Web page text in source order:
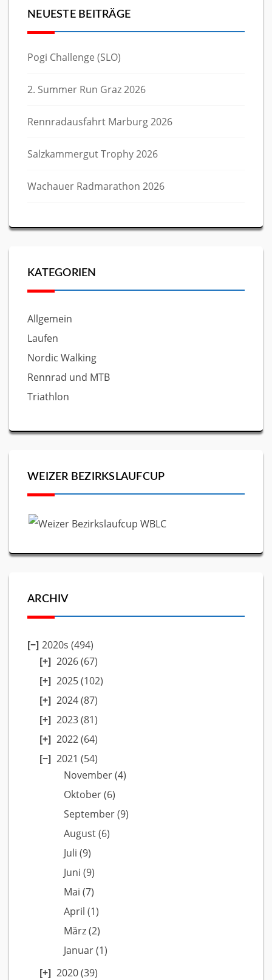
NEUESTE BEITRÄGE
Pogi Challenge (SLO)
2. Summer Run Graz 2026
Rennradausfahrt Marburg 2026
Salzkammergut Trophy 2026
Wachauer Radmarathon 2026
KATEGORIEN
Allgemein
Laufen
Nordic Walking
Rennrad und MTB
Triathlon
WEIZER BEZIRKSLAUFCUP
ARCHIV
2020s (494)
2026(67)
2025(102)
2024(87)
2023(81)
2022(64)
2021 (54)
November(4)
Oktober(6)
September(9)
August(6)
Juli (9)
Juni (9)
Mai (7)
April (1)
März(2)
Januar(1)
2020(39)